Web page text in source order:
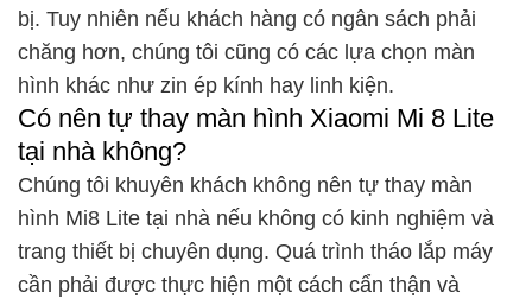
bị. Tuy nhiên nếu khách hàng có ngân sách phải
chăng hơn, chúng tôi cũng có các lựa chọn màn
hình khác như zin ép kính hay linh kiện.
Có nên tự thay màn hình Xiaomi Mi 8 Lite
tại nhà không?
Chúng tôi khuyên khách không nên tự thay màn
hình Mi8 Lite tại nhà nếu không có kinh nghiệm và
trang thiết bị chuyên dụng. Quá trình tháo lắp máy
cần phải được thực hiện một cách cẩn thận và